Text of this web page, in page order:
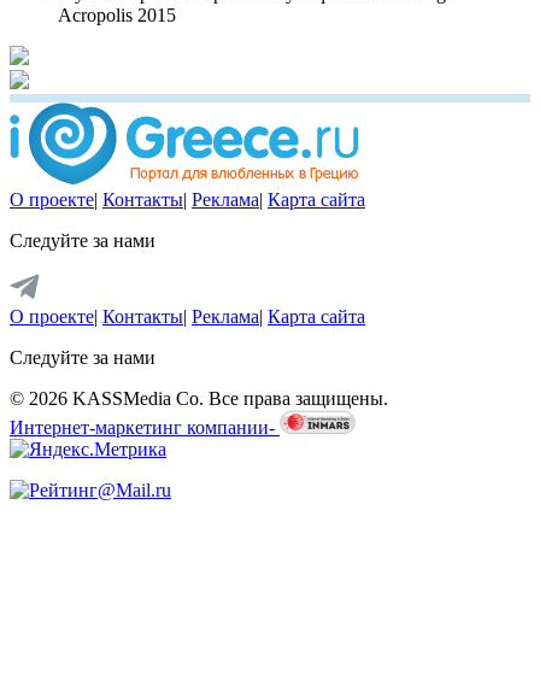
Acropolis 2015
О проекте| Контакты| Реклама| Карта сайта
Следуйте за нами
О проекте| Контакты| Реклама| Карта сайта
Следуйте за нами
© 2026 KASSMedia Co. Все права защищены.
Интернет-маркетинг компании-